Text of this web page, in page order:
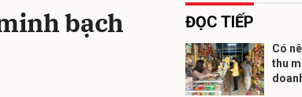
bạch
ĐỌC TIẾP
Có
thu
Gửi